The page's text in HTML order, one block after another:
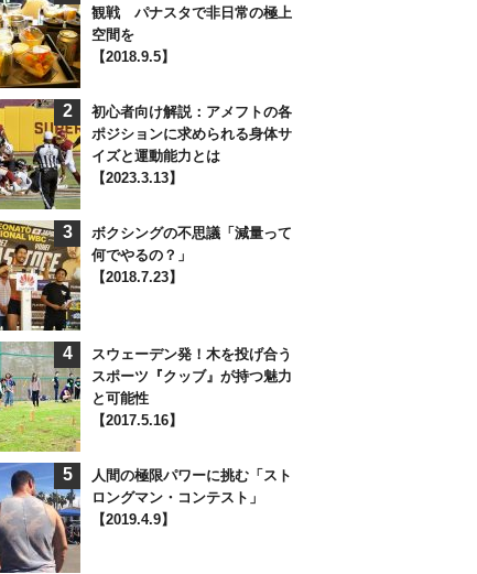
観戦 パナスタで非日常の極上
空間を
【2018.9.5】
2
初心者向け解説：アメフトの各
ポジションに求められる身体サ
イズと運動能力とは
【2023.3.13】
3
ボクシングの不思議「減量って
何でやるの？」
【2018.7.23】
4
スウェーデン発！木を投げ合う
スポーツ『クッブ』が持つ魅力
と可能性
【2017.5.16】
5
人間の極限パワーに挑む「スト
ロングマン・コンテスト」
【2019.4.9】